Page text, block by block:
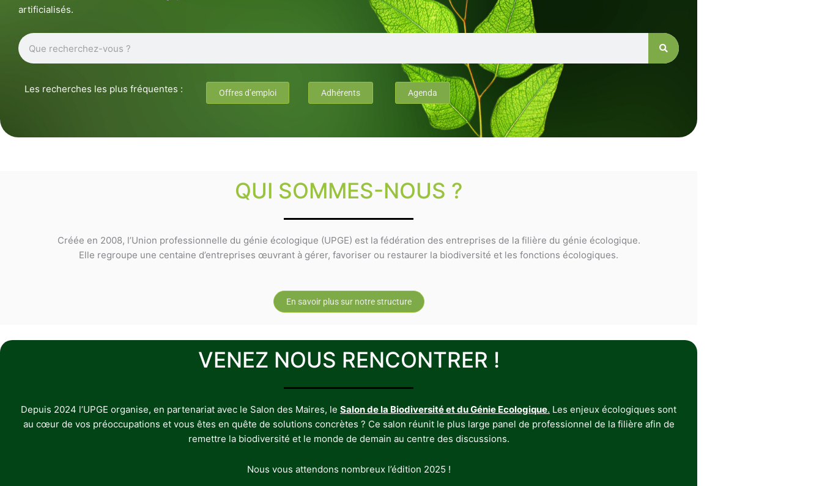
artificialisés.
Rechercher
Les recherches les plus fréquentes : Offres d’emploi Adhérents Agenda
QUI SOMMES-NOUS ?
Créée en 2008, l’Union professionnelle du génie écologique (UPGE) est la fédération des entreprises de la filière du génie écologique.
Elle regroupe une centaine d’entreprises œuvrant à gérer, favoriser ou restaurer la biodiversité et les fonctions écologiques.
En savoir plus sur notre structure
VENEZ NOUS RENCONTRER !
Depuis 2024 l’UPGE organise, en partenariat avec le Salon des Maires, le Salon de la Biodiversité et du Génie Ecologique. Les enjeux écologiques sont
au cœur de vos préoccupations et vous êtes en quête de solutions concrètes ? Ce salon réunit le plus large panel de professionnel de la filière afin de
remettre la biodiversité et le monde de demain au centre des discussions.
Nous vous attendons nombreux l’édition 2025 !